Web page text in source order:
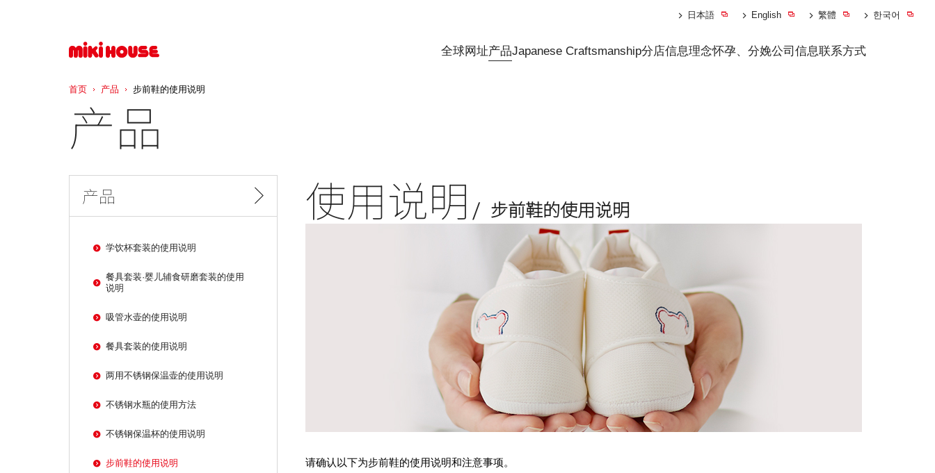
全球网址产品Japanese Craftsmanship分店信息理念怀孕、分娩公司信息联系方式
日本語 English 繁體 한국어
产品
使用说明 步前鞋的使用说明
请确认以下为步前鞋的使用说明和注意事项。
产品
学饮杯套装的使用说明
餐具套装·婴儿辅食研磨套装的使用
说明
吸管水壶的使用说明
餐具套装的使用说明
两用不锈钢保温壶的使用说明
不锈钢水瓶的使用方法
不锈钢保温杯的使用说明
步前鞋的使用说明
首页 产品 步前鞋的使用说明